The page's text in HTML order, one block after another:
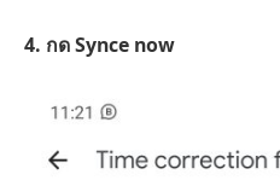
4. กด Synce now